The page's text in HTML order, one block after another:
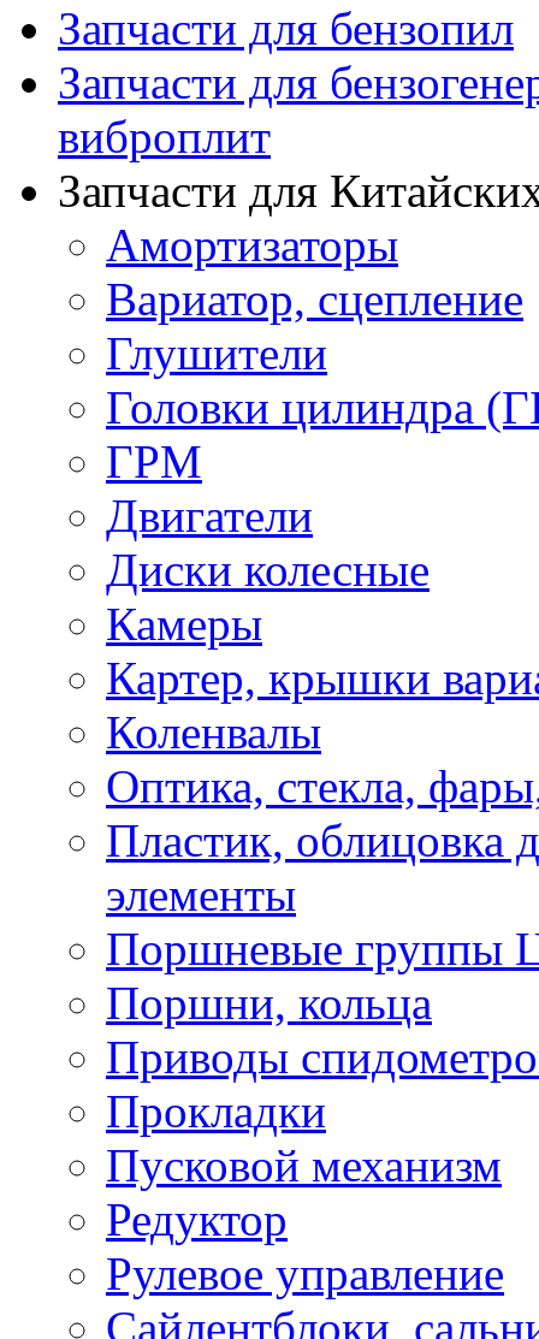
Запчасти для бензопил
Запчасти для
виброплит
Запчасти для
Амортизаторы
Вариатор, сцепление
Глушители
Головки цилиндра
ГРМ
Двигатели
Диски колесные
Камеры
Картер, крышки
Коленвалы
Оптика, стекла,
Пластик, облицовка
элементы
Поршневые группы
Поршни, кольца
Приводы
Прокладки
Пусковой механизм
Редуктор
Рулевое управление
Сайлентблоки,